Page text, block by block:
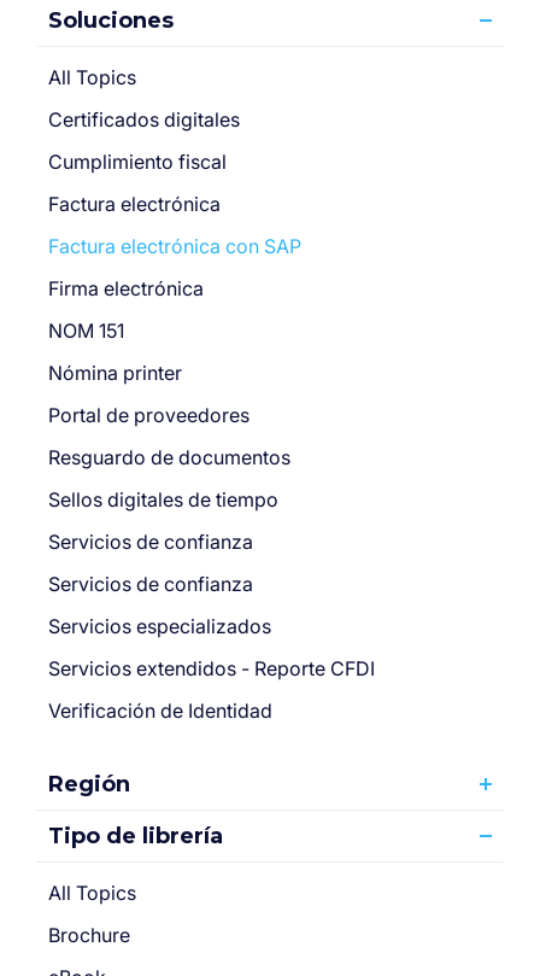
Soluciones
All Topics
Certificados digitales
Cumplimiento fiscal
Factura electrónica
Factura electrónica con SAP
Firma electrónica
NOM 151
Nómina printer
Portal de proveedores
Resguardo de documentos
Sellos digitales de tiempo
Servicios de confianza
Servicios de confianza
Servicios especializados
Servicios extendidos - Reporte CFDI
Verificación de Identidad
Región
Tipo de librería
All Topics
Brochure